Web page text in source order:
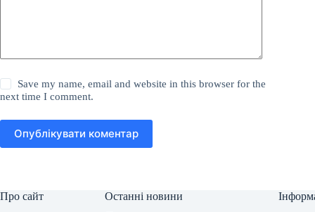
Save my name, email and website in this browser for the
next time I comment.
Опублікувати коментар
Про сайт Останні новини